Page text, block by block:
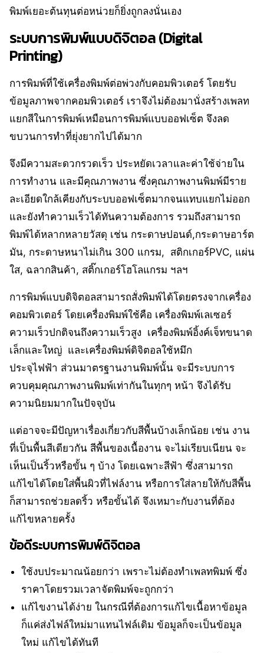
พิมพ์เยอะต้นทุนต่อหน่วยก็ยิ่งถูกลงนั่นเอง
ระบบการพิมพ์แบบดิจิตอล (Digital
Printing)
การพิมพ์ที่ใช้เครื่องพิมพ์ต่อพ่วงกับคอมพิวเตอร์ โดยรับ
ข้อมูลภาพจากคอมพิวเตอร์ เราจึงไม่ต้องมานั่งสร้างเพลท
แยกสีในการพิมพ์เหมือนการพิมพ์แบบออฟเซ็ต จึงลด
ขบวนการทำที่ยุ่งยากไปได้มาก
จึงมีความสะดวกรวดเร็ว ประหยัดเวลาและค่าใช้จ่ายใน
การทำงาน และมีคุณภาพงาน ซึ่งคุณภาพงานพิมพ์มีราย
ละเอียดใกล้เคียงกับระบบออฟเซ็ตมากจนแทบแยกไม่ออก
และยังทำความเร็วได้ทันความต้องการ รวมถึงสามารถ
พิมพ์ได้หลากหลายวัสดุ เช่น กระดาษปอนด์,กระดาษอาร์ต
มัน, กระดาษหนาไม่เกิน 300 แกรม, สติกเกอร์PVC, แผ่น
ใส, ฉลากสินค้า, สติ๊กเกอร์โฮโลแกรม ฯลฯ
การพิมพ์แบบดิจิตอลสามารถสั่งพิมพ์ได้โดยตรงจากเครื่อง
คอมพิวเตอร์ โดยเครื่องพิมพ์ใช้คือ เครื่องพิมพ์เลเซอร์
ความเร็วปกติจนถึงความเร็วสูง เครื่องพิมพ์อิ้งค์เจ็ทขนาด
เล็กและใหญ่ และเครื่องพิมพ์ดิจิตอลใช้หมึก
ประจุไฟฟ้า ส่วนมาตรฐานงานพิมพ์นั้น จะมีระบบการ
ควบคุมคุณภาพงานพิมพ์เท่ากันในทุกๆ หน้า จึงได้รับ
ความนิยมมากในปัจจุบัน
แต่อาจจะมีปัญหาเรื่องเกี่ยวกับสีพื้นบ้างเล็กน้อย เช่น งาน
ที่เป็นพื้นสีเดียวกัน สีพื้นของเนื้องาน จะไม่เรียบเนียน จะ
เห็นเป็นริ้วหรือขั้น ๆ บ้าง โดยเฉพาะสีฟ้า ซึ่งสามารถ
แก้ไขได้โดยใส่พื้นผิวที่ไฟล์งาน หรือการใส่ลายให้กับสีพื้น
ก็สามารถช่วยลดริ้ว หรือขั้นได้ จึงเหมาะกับงานที่ต้อง
แก้ไขหลายครั้ง
ข้อดีระบบการพิมพ์ดิจิตอล
ใช้งบประมาณน้อยกว่า เพราะไม่ต้องทำเพลทพิมพ์ ซึ่ง
ราคาโดยรวมเวลาจัดพิมพ์จะถูกกว่า
แก้ไขงานได้ง่าย ในกรณีที่ต้องการแก้ไขเนื้อหาข้อมูล
ก็แค่ส่งไฟล์ใหม่มาแทนไฟล์เดิม ข้อมูลก็จะเป็นข้อมูล
ใหม่ แก้ไขได้ทันที